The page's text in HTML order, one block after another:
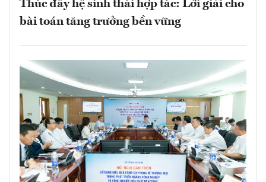
Thúc đẩy hệ sinh thái hợp tác: Lời giải cho
bài toán tăng trưởng bền vững